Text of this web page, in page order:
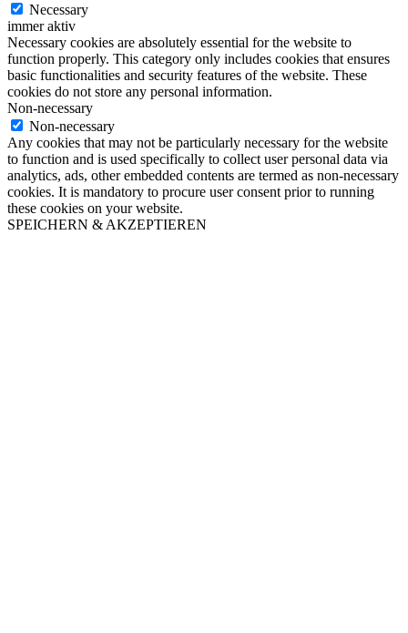
Necessary
immer aktiv
Necessary cookies are absolutely essential for the website to
function properly. This category only includes cookies that ensures
basic functionalities and security features of the website. These
cookies do not store any personal information.
Non-necessary
Non-necessary
Any cookies that may not be particularly necessary for the website
to function and is used specifically to collect user personal data via
analytics, ads, other embedded contents are termed as non-necessary
cookies. It is mandatory to procure user consent prior to running
these cookies on your website.
SPEICHERN & AKZEPTIEREN